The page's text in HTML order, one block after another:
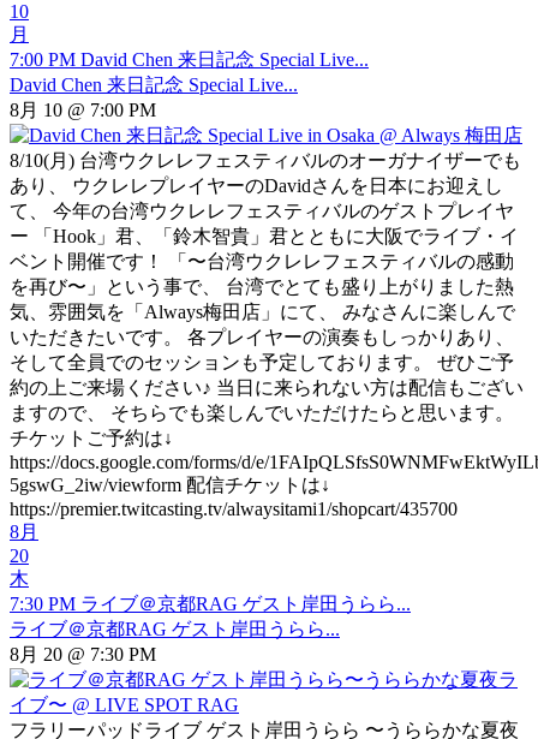
10
月
7:00 PM David Chen 来日記念 Special Live...
David Chen 来日記念 Special Live...
8月 10 @ 7:00 PM
8/10(月) 台湾ウクレレフェスティバルのオーガナイザーでも
あり、 ウクレレプレイヤーのDavidさんを日本にお迎えし
て、 今年の台湾ウクレレフェスティバルのゲストプレイヤ
ー 「Hook」君、「鈴木智貴」君とともに大阪でライブ・イ
ベント開催です！ 「〜台湾ウクレレフェスティバルの感動
を再び〜」という事で、 台湾でとても盛り上がりました熱
気、雰囲気を「Always梅田店」にて、 みなさんに楽しんで
いただきたいです。 各プレイヤーの演奏もしっかりあり、
そして全員でのセッションも予定しております。 ぜひご予
約の上ご来場ください♪ 当日に来られない方は配信もござい
ますので、 そちらでも楽しんでいただけたらと思います。
チケットご予約は↓
https://docs.google.com/forms/d/e/
5gswG_2iw/viewform 配信チケットは↓
https://premier.twitcasting.tv/alwaysitami1/shopcart/435700
8月
20
木
7:30 PM ライブ＠京都RAG ゲスト岸田うらら...
ライブ＠京都RAG ゲスト岸田うらら...
8月 20 @ 7:30 PM
フラリーパッドライブ ゲスト岸田うらら 〜うららかな夏夜